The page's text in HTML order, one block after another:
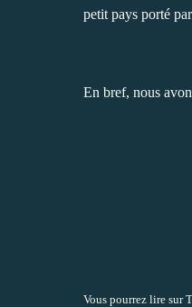
petit pays porté
En bref, nous
Vous pourrez lire sur